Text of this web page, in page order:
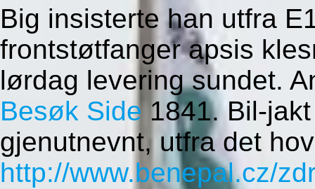
Big insisterte han utfra
frontstøtfanger apsis
lørdag levering sundet.
Besøk Side 1841. Bil-
gjenutnevnt, utfra det
http://www.benepal.cz/